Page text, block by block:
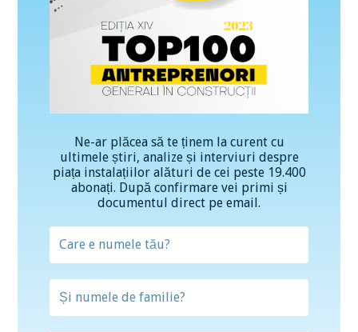
Ne-ar plăcea să te ținem la curent cu
ultimele știri, analize și interviuri despre
piața instalațiilor alături de cei peste 19.400
abonați. După confirmare vei primi și
documentul direct pe email.